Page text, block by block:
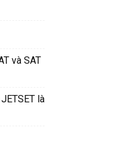
và SAT
là